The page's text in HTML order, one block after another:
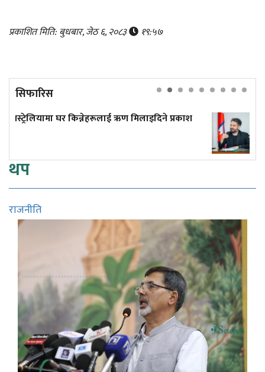
प्रकाशित मिति: बुधबार, जेठ ६, २०८३ १९:५७
सिफारिस
प्रकाश प्रधानमन्त्री बालेनले फेरि 'देर' नगरून्!
थप
राजनीति